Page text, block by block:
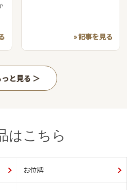
» 記事を見る
っと見る
はこちら
お位牌